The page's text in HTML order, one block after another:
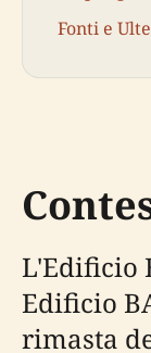
Fonti e
L'Edificio
Edificio
rimasta